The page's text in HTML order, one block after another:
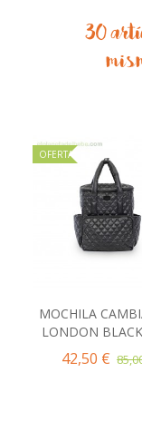
30
OFERTA
MOCHILA
LONDON
42,50 €